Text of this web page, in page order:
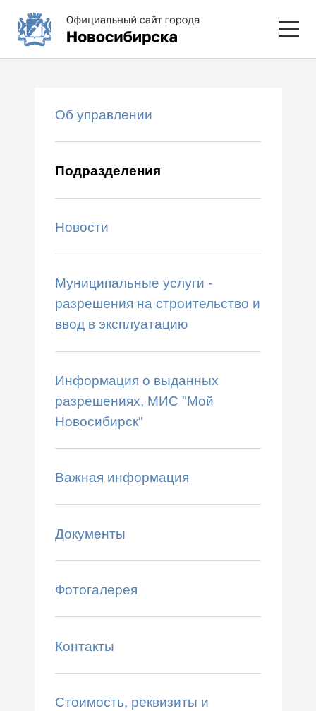
Об управлении
Подразделения
Новости
Муниципальные услуги -
разрешения на строительство и
ввод в эксплуатацию
Информация о выданных
разрешениях, МИС "Мой
Новосибирск"
Важная информация
Документы
Фотогалерея
Контакты
Стоимость, реквизиты и